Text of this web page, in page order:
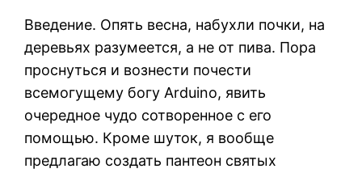
Введение. Опять весна, набухли почки, на
деревьях разумеется, а не от пива. Пора
проснуться и вознести почести
всемогущему богу Arduino, явить
очередное чудо сотворенное с его
помощью. Кроме шуток, я вообще
предлагаю создать пантеон святых